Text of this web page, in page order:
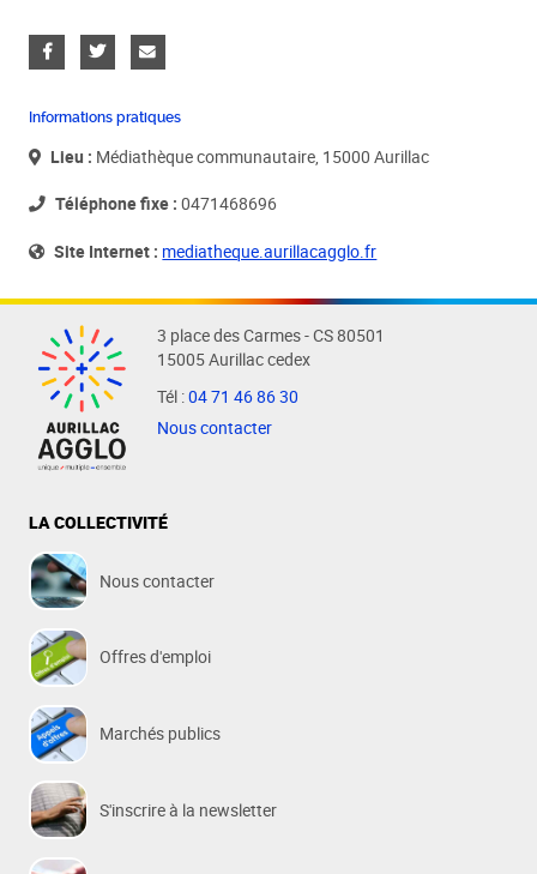
Informations pratiques
Lieu : Médiathèque communautaire, 15000 Aurillac
Téléphone fixe : 0471468696
Site Internet : mediatheque.aurillacagglo.fr
3 place des Carmes - CS 80501
15005 Aurillac cedex
Tél :04 71 46 86 30
Nous contacter
LA COLLECTIVITÉ
Nous contacter
Offres d'emploi
Marchés publics
S'inscrire à la newsletter